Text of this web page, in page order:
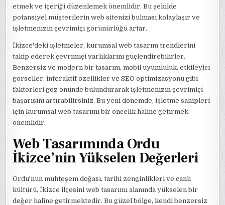
etmek ve içeriği düzenlemek önemlidir. Bu şekilde
potansiyel müşterilerin web sitenizi bulması kolaylaşır ve
işletmenizin çevrimiçi görünürlüğü artar.
İkizce'deki işletmeler, kurumsal web tasarım trendlerini
takip ederek çevrimiçi varlıklarını güçlendirebilirler.
Benzersiz ve modern bir tasarım, mobil uyumluluk, etkileyici
görseller, interaktif özellikler ve SEO optimizasyonu gibi
faktörleri göz önünde bulundurarak işletmenizin çevrimiçi
başarısını artırabilirsiniz. Bu yeni dönemde, işletme sahipleri
için kurumsal web tasarımı bir öncelik haline getirmek
önemlidir.
Web Tasarımında Ordu
İkizce’nin Yükselen Değerleri
Ordu'nun muhteşem doğası, tarihi zenginlikleri ve canlı
kültürü, İkizce ilçesini web tasarımı alanında yükselen bir
değer haline getirmektedir. Bu güzel bölge, kendi benzersiz